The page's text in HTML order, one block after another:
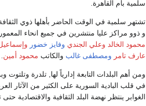
سلمية بأم القاهرة.
تشتهر سلمية في الوقت الحاضر بأهلها ذوي
و ذوو مراكز عليا منتشرين في جميع انحاء
محمود الخالد وعلي الجندي وفايز خضور
عارف تامر ومصطفى غالب والكاتب محمود أمين
ومن أهم البلدات التابعة إدارياً لها, تلدرة
في قلب البادية السورية على الكثير من الآثار
الغوابر ينتظر نهضة البلد الثقافية والاقتصادية حتى